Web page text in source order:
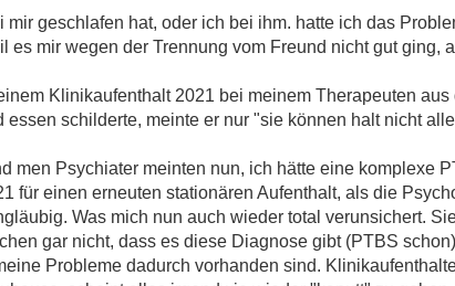
geschlafen hat, oder ich bei ihm. hatte ich das
es mir wegen der Trennung vom Freund nicht gut ging,
Klinikaufenthalt 2021 bei meinem Therapeuten
essen schilderte, meinte er nur "sie können halt nicht
men Psychiater meinten nun, ich hätte eine komplexe
für einen erneuten stationären Aufenthalt, als die
Was mich nun auch wieder total verunsichert.
gar nicht, dass es diese Diagnose gibt (PTBS
Probleme dadurch vorhanden sind.